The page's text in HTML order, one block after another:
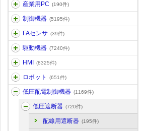
産業用PC (190件)
制御機器 (5195件)
FAセンサ (39件)
駆動機器 (7240件)
HMI (8325件)
ロボット (651件)
低圧配電制御機器 (1169件)
低圧遮断器 (720件)
配線用遮断器 (195件)